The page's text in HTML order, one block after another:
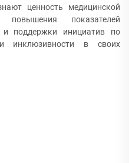
ценность медицинской
показателей
и поддержки инициатив по
инклюзивности в своих